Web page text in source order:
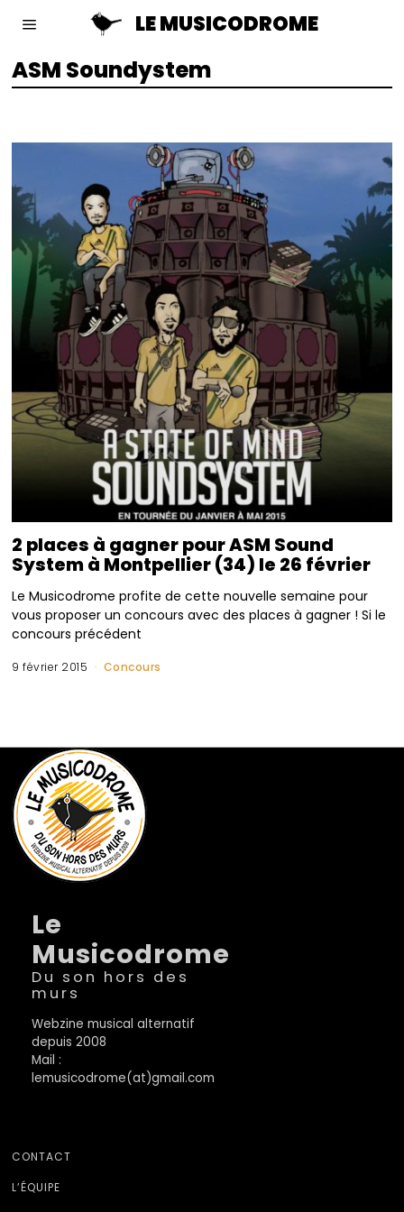
LE MUSICODROME
ASM Soundystem
2 places à gagner pour ASM Sound
System à Montpellier (34) le 26 février
Le Musicodrome profite de cette nouvelle semaine pour
vous proposer un concours avec des places à gagner ! Si le
concours précédent
9 février 2015 Concours
Le
Musicodrome
Du son hors des
murs
Webzine musical alternatif
depuis 2008
Mail :
lemusicodrome(at)gmail.com
CONTACT
L’ÉQUIPE